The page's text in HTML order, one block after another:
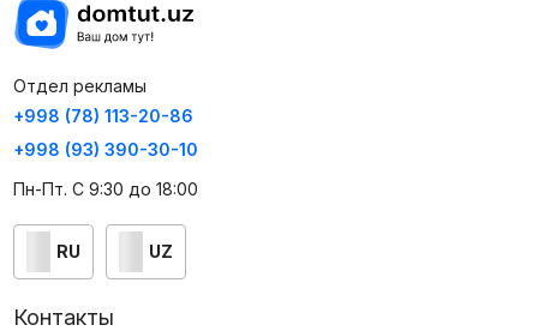
Отдел рекламы
+998 (78) 113-20-86
+998 (93) 390-30-10
Пн-Пт. С 9:30 до 18:00
RU UZ
Контакты